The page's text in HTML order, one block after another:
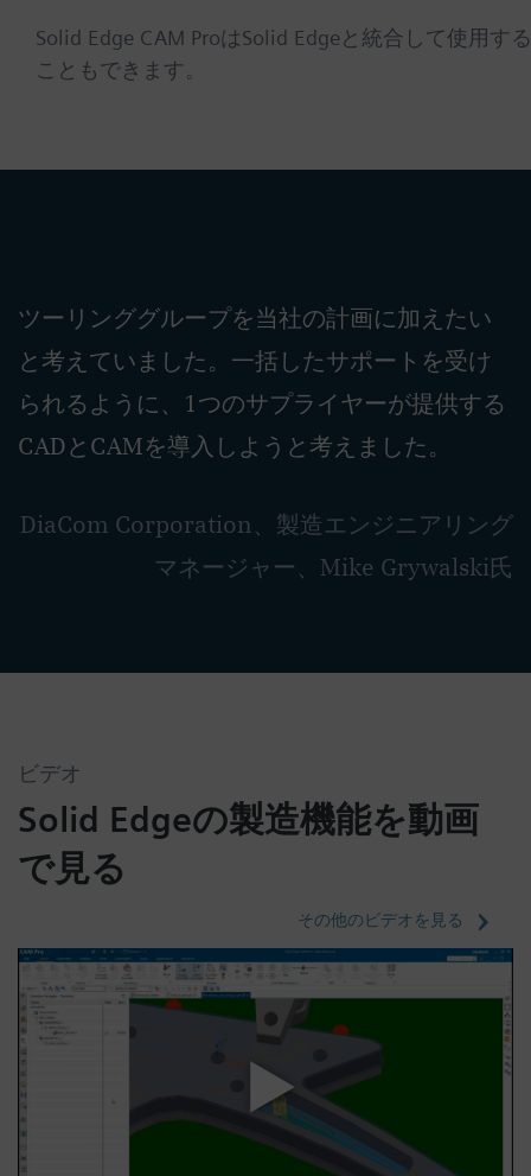
Solid Edge CAM ProはSolid Edgeと統合して使用する
こともできます。
ツーリンググループを当社の計画に加えたい
と考えていました。一括したサポートを受け
られるように、1つのサプライヤーが提供する
CADとCAMを導入しようと考えました。
DiaCom Corporation、製造エンジニアリング
マネージャー、Mike Grywalski氏
ビデオ
Solid Edgeの製造機能を動画
で見る
その他のビデオを見る